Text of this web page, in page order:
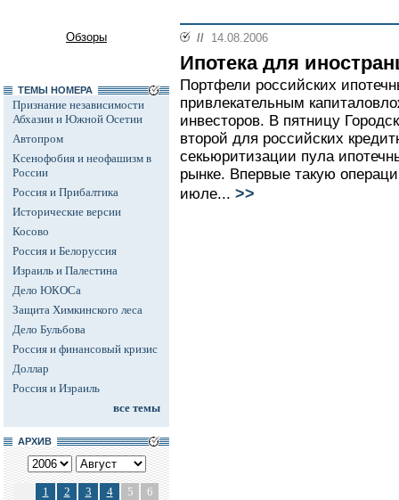
Обзоры
ТЕМЫ НОМЕРА
Признание независимости
Абхазии и Южной Осетии
Автопром
Ксенофобия и неофашизм в
России
Россия и Прибалтика
Исторические версии
Косово
Россия и Белоруссия
Израиль и Палестина
Дело ЮКОСа
Защита Химкинского леса
Дело Бульбова
Россия и финансовый кризис
Доллар
Россия и Израиль
все темы
АРХИВ
1 2 3 4 5
6
// 14.08.2006
Ипотека для
Портфели российских
привлекательным
инвесторов. В пятницу
второй для российских
секьюритизации пула
рынке. Впервые такую
июле... >>